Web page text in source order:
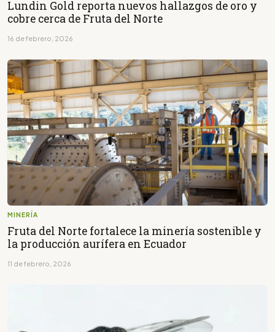
Lundin Gold reporta nuevos hallazgos de oro y
cobre cerca de Fruta del Norte
16 de febrero, 2026
MINERÍA
Fruta del Norte fortalece la minería sostenible y
la producción aurífera en Ecuador
11 de febrero, 2026